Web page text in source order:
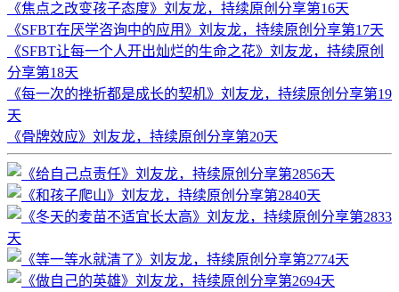
《焦点之改变孩子态度》刘友龙，持续原创分享第16天
《SFBT在厌学咨询中的应用》刘友龙，持续原创分享第17天
《SFBT让每一个人开出灿烂的生命之花》刘友龙，持续原创
分享第18天
《每一次的挫折都是成长的契机》刘友龙，持续原创分享第19
天
《骨牌效应》刘友龙，持续原创分享第20天